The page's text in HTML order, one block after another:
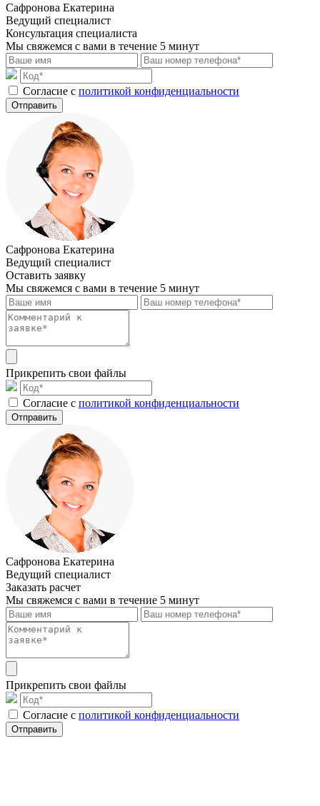
Сафронова Екатерина
Ведущий специалист
Консультация специалиста
Мы свяжемся с вами в течение 5 минут
Cогласие с политикой конфиденциальности
Отправить
Сафронова Екатерина
Ведущий специалист
Оставить заявку
Мы свяжемся с вами в течение 5 минут
Прикрепить свои файлы
Cогласие с политикой конфиденциальности
Отправить
Сафронова Екатерина
Ведущий специалист
Заказать расчет
Мы свяжемся с вами в течение 5 минут
Прикрепить свои файлы
Cогласие с политикой конфиденциальности
Отправить